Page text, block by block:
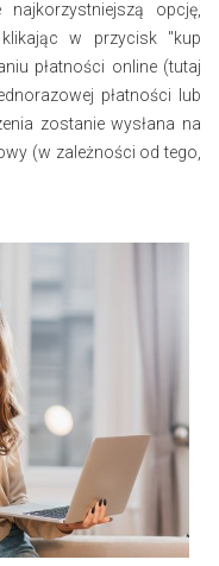
opcję,
w przycisk "kup
płatności online (tutaj
płatności lub
zostanie wysłana na
(w zależności od tego,